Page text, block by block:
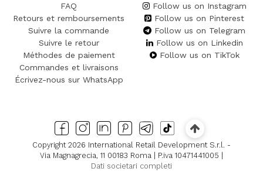
FAQ
Retours et remboursements
Suivre la commande
Suivre le retour
Méthodes de paiement
Commandes et livraisons
Écrivez-nous sur WhatsApp
Follow us on Instagram
Follow us on Pinterest
Follow us on Telegram
Follow us on Linkedin
Follow us on TikTok
Copyright 2026 International Retail Development S.r.l. -
Via Magnagrecia, 11 00183 Roma | P.iva 10471441005 |
Dati societari completi